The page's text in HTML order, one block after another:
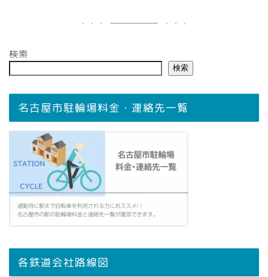
検索
検索
名古屋市駐輪場料金・連絡先一覧
各鉄道会社路線図